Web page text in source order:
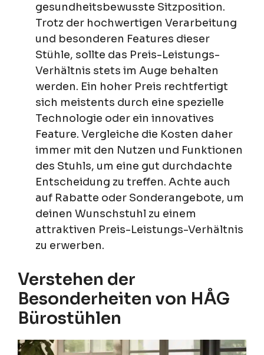
gesundheitsbewusste Sitzposition.
Trotz der hochwertigen Verarbeitung
und besonderen Features dieser
Stühle, sollte das Preis-Leistungs-
Verhältnis stets im Auge behalten
werden. Ein hoher Preis rechtfertigt
sich meistents durch eine spezielle
Technologie oder ein innovatives
Feature. Vergleiche die Kosten daher
immer mit den Nutzen und Funktionen
des Stuhls, um eine gut durchdachte
Entscheidung zu treffen. Achte auch
auf Rabatte oder Sonderangebote, um
deinen Wunschstuhl zu einem
attraktiven Preis-Leistungs-Verhältnis
zu erwerben.
Verstehen der
Besonderheiten von HÅG
Bürostühlen